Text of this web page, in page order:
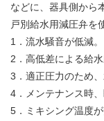
などに、器具側から
戸別給水用減圧弁を
1．流水騒音が低減。
2．高低差による給
3．適正圧力のため
4．メンテナンス時
5．ミキシング温度が